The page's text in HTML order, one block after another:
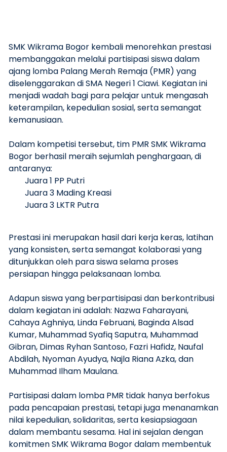
SMK Wikrama Bogor kembali menorehkan prestasi
membanggakan melalui partisipasi siswa dalam
ajang lomba Palang Merah Remaja (PMR) yang
diselenggarakan di SMA Negeri 1 Ciawi. Kegiatan ini
menjadi wadah bagi para pelajar untuk mengasah
keterampilan, kepedulian sosial, serta semangat
kemanusiaan.
Dalam kompetisi tersebut, tim PMR SMK Wikrama
Bogor berhasil meraih sejumlah penghargaan, di
antaranya:
Juara 1 PP Putri
Juara 3 Mading Kreasi
Juara 3 LKTR Putra
Prestasi ini merupakan hasil dari kerja keras, latihan
yang konsisten, serta semangat kolaborasi yang
ditunjukkan oleh para siswa selama proses
persiapan hingga pelaksanaan lomba.
Adapun siswa yang berpartisipasi dan berkontribusi
dalam kegiatan ini adalah: Nazwa Faharayani,
Cahaya Aghniya, Linda Februani, Baginda Alsad
Kumar, Muhammad Syafiq Saputra, Muhammad
Gibran, Dimas Ryhan Santoso, Fazri Hafidz, Naufal
Abdilah, Nyoman Ayudya, Najla Riana Azka, dan
Muhammad Ilham Maulana.
Partisipasi dalam lomba PMR tidak hanya berfokus
pada pencapaian prestasi, tetapi juga menanamkan
nilai kepedulian, solidaritas, serta kesiapsiagaan
dalam membantu sesama. Hal ini sejalan dengan
komitmen SMK Wikrama Bogor dalam membentuk